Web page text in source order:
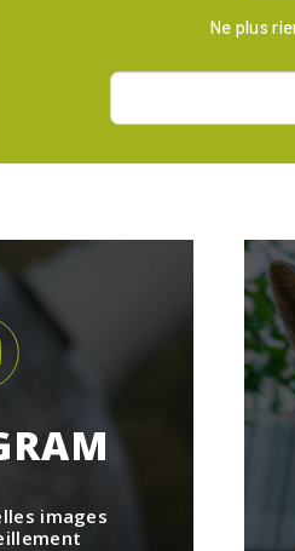
Ne plus
images